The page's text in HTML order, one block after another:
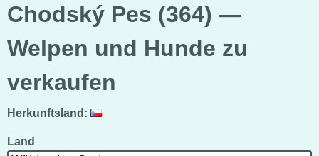
Chodský Pes (364) —
Welpen und Hunde zu
verkaufen
Herkunftsland:
Land